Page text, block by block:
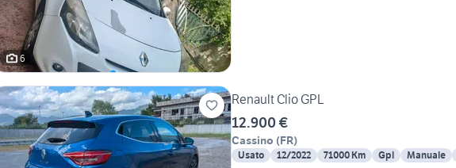
6
Renault Clio GPL
12.900 €
Cassino (FR)
Usato 12/2022 71000 Km Gpl Manuale